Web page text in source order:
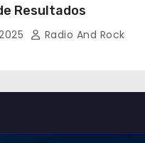
Resultados
Radio And Rock